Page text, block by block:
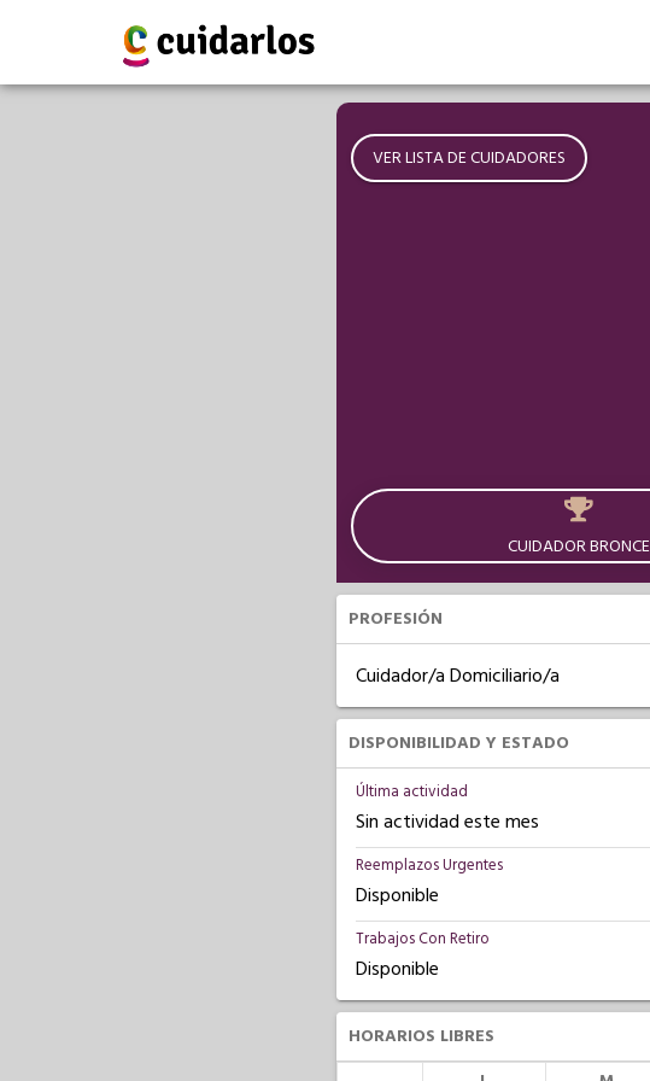
VER LISTA DE CUIDADORES
CUIDADOR BRONCE
PROFESIÓN
Cuidador/a Domiciliario/a
DISPONIBILIDAD Y ESTADO
Última actividad
Sin actividad este mes
Reemplazos Urgentes
Disponible
Trabajos Con Retiro
Disponible
HORARIOS LIBRES